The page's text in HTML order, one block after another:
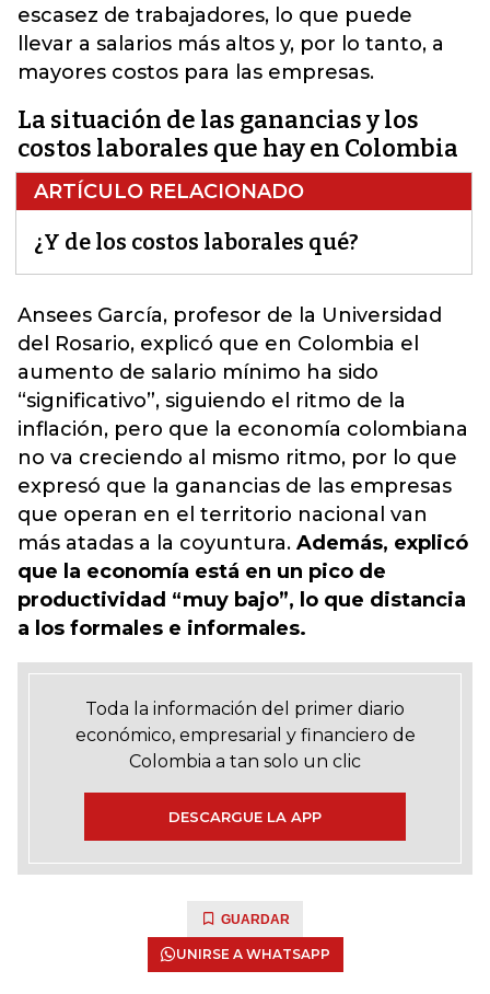
escasez de trabajadores, lo que puede
llevar a salarios más altos y, por lo tanto, a
mayores costos para las empresas.
La situación de las ganancias y los
costos laborales que hay en Colombia
ARTÍCULO RELACIONADO
¿Y de los costos laborales qué?
Ansees García, profesor de la Universidad
del Rosario, explicó que en Colombia el
aumento de salario mínimo ha sido
“significativo”, siguiendo el ritmo de la
inflación, pero que la economía colombiana
no va creciendo al mismo ritmo, por lo que
expresó que la ganancias de las empresas
que operan en el territorio nacional van
más atadas a la coyuntura. Además, explicó
que la economía está en un pico de
productividad “muy bajo”, lo que distancia
a los formales e informales.
Toda la información del primer diario
económico, empresarial y financiero de
Colombia a tan solo un clic
DESCARGUE LA APP
GUARDAR
UNIRSE A WHATSAPP